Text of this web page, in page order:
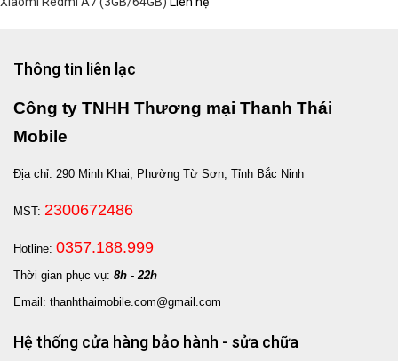
Thông tin liên lạc
Công ty TNHH Thương mại Thanh Thái
Mobile
Địa chỉ: 290 Minh Khai, Phường Từ Sơn, Tỉnh Bắc Ninh
MST: 2300672486
Hotline: 0357.188.999
Thời gian phục vụ: 8h - 22h
Email: thanhthaimobile.com@gmail.com
Hệ thống cửa hàng bảo hành - sửa chữa